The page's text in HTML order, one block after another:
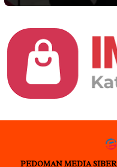
PEDOMAN MEDIA SIBER